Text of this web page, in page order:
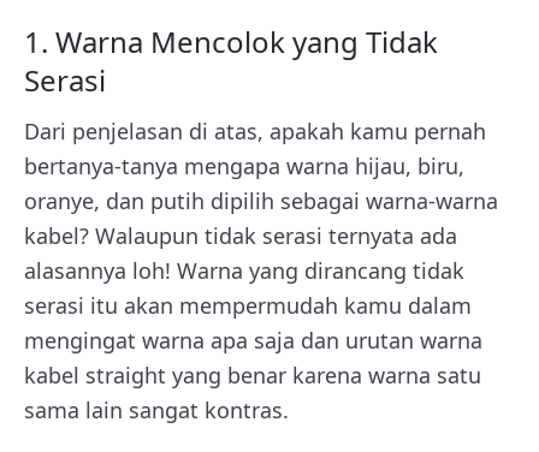
1. Warna Mencolok yang Tidak
Serasi
Dari penjelasan di atas, apakah kamu pernah
bertanya-tanya mengapa warna hijau, biru,
oranye, dan putih dipilih sebagai warna-warna
kabel? Walaupun tidak serasi ternyata ada
alasannya loh! Warna yang dirancang tidak
serasi itu akan mempermudah kamu dalam
mengingat warna apa saja dan urutan warna
kabel straight yang benar karena warna satu
sama lain sangat kontras.